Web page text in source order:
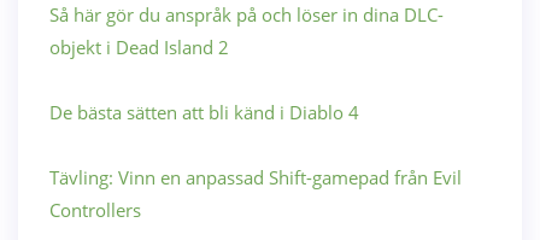
Så här gör du anspråk på och löser in dina DLC-
objekt i Dead Island 2
De bästa sätten att bli känd i Diablo 4
Tävling: Vinn en anpassad Shift-gamepad från Evil
Controllers